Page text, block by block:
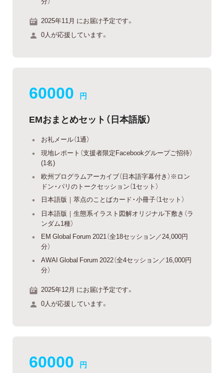
2025年11月 にお届け予定です。
0人が応援しています。
60000 円
EMおまとめセット（日本語版）
お礼メール（1通）
現地レポート（支援者限定Facebookグループご招待）
(1名)
欧州プログラムアーカイブ（日本語字幕付き）※ロン
ドン・パリのトークセッション（1セット）
日本語版｜萃点のことばカード・小冊子（1セット）
日本語版｜生態系イラスト図解オリジナル下敷き（ラ
ンダム1種）
EM Global Forum 2021（全18セッション／24,000円
分）
AWAI Global Forum 2022（全4セッション／16,000円
分）
2025年12月 にお届け予定です。
0人が応援しています。
60000 円